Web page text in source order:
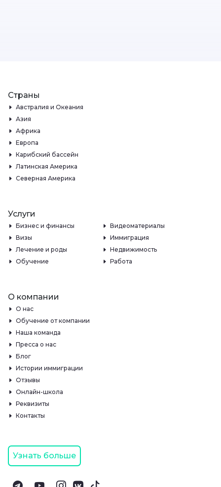
Страны
Австралия и Океания
Азия
Африка
Европа
Карибский бассейн
Латинская Америка
Северная Америка
Услуги
Бизнес и финансы
Видеоматериалы
Визы
Иммиграция
Лечение и роды
Недвижимость
Обучение
Работа
О компании
О нас
Обучение от компании
Наша команда
Пресса о нас
Блог
Истории иммиграции
Отзывы
Онлайн-школа
Реквизиты
Контакты
Узнать больше